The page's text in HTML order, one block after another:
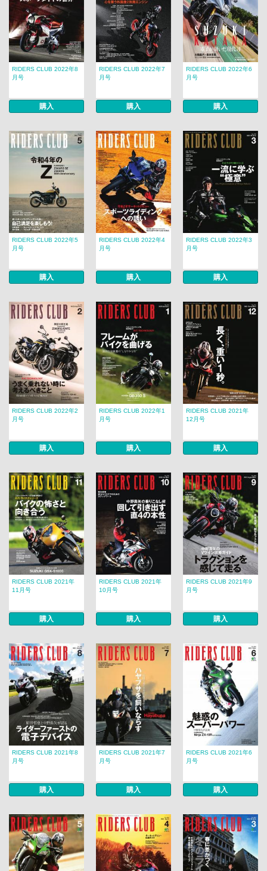
RIDERS CLUB 2022年8
月号
購入
RIDERS CLUB 2022年7
月号
購入
RIDERS CLUB 2022年6
月号
購入
RIDERS CLUB 2022年5
月号
購入
RIDERS CLUB 2022年4
月号
購入
RIDERS CLUB 2022年3
月号
購入
RIDERS CLUB 2022年2
月号
購入
RIDERS CLUB 2022年1
月号
購入
RIDERS CLUB 2021年
12月号
購入
RIDERS CLUB 2021年
11月号
購入
RIDERS CLUB 2021年
10月号
購入
RIDERS CLUB 2021年9
月号
購入
RIDERS CLUB 2021年8
月号
購入
RIDERS CLUB 2021年7
月号
購入
RIDERS CLUB 2021年6
月号
購入